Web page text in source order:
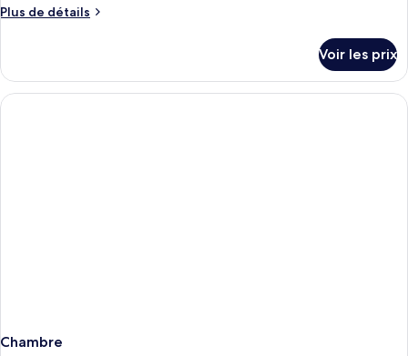
Plus de détails
Plus
le
type
de
Voir les prix
Chambre